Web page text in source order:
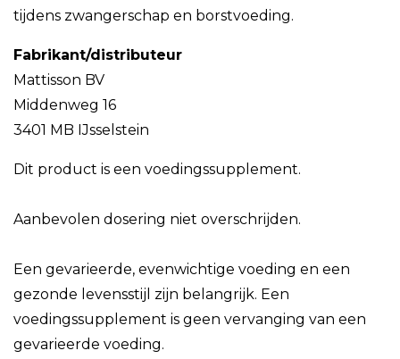
tijdens zwangerschap en borstvoeding.
Fabrikant/distributeur
Mattisson BV
Middenweg 16
3401 MB IJsselstein
Dit product is een voedingssupplement.
Aanbevolen dosering niet overschrijden.
Een gevarieerde, evenwichtige voeding en een
gezonde levensstijl zijn belangrijk. Een
voedingssupplement is geen vervanging van een
gevarieerde voeding.